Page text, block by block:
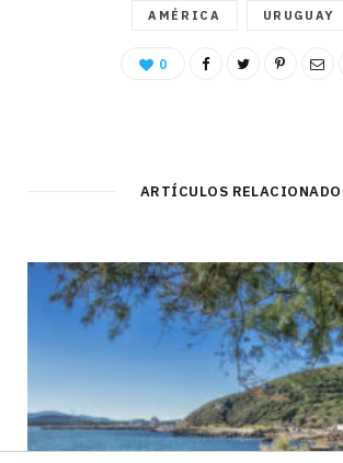
AMÉRICA URUGUAY
0
ARTÍCULOS